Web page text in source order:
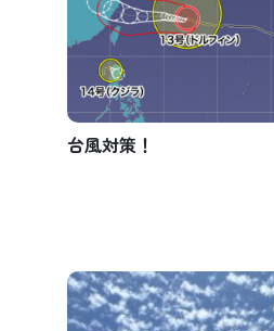
台風対策！